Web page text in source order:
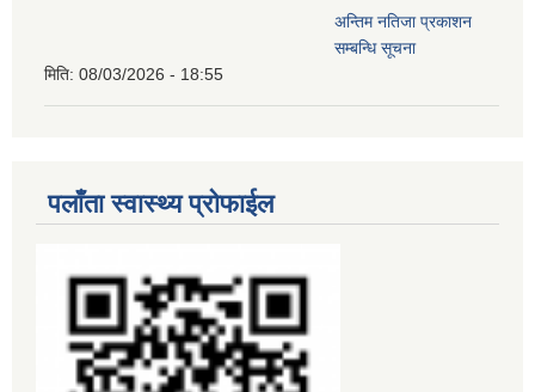
अन्तिम नतिजा प्रकाशन
सम्बन्धि सूचना
मिति: 08/03/2026 - 18:55
पलाँता स्वास्थ्य प्रोफाईल